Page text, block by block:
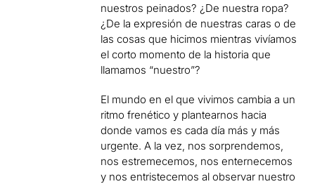
nuestros peinados? ¿De nuestra ropa?
¿De la expresión de nuestras caras o de
las cosas que hicimos mientras vivíamos
el corto momento de la historia que
llamamos “nuestro”?
El mundo en el que vivimos cambia a un
ritmo frenético y plantearnos hacia
donde vamos es cada día más y más
urgente. A la vez, nos sorprendemos,
nos estremecemos, nos enternecemos
y nos entristecemos al observar nuestro